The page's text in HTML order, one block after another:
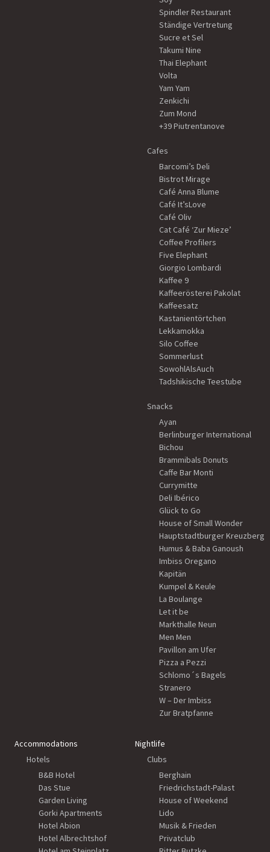
Spindler Restaurant
Ständige Vertretung
Sucre et Sel
Takumi Nine
Thai Elephant
Volta
Yam Yam
Zenkichi
Zum Mond
+39 Piutrentanove
Cafes
Barcomi’s Deli
Bistrot Mirage
Café Anna Blume
Café It’sLove
Café Oliv
Cat Café ‘Zur Mieze’
Coffee Profilers
Five Elephant
Giorgio Lombardi
Kaffee 9
Kaffeerösterei Pakolat
Kaffeesatz
Kastanientörtchen
Lekkamokka
Silo Coffee
Sommerlust
SowohlAlsAuch
Tadshikische Teestube
Snacks
Ayan
Berlinburger International
Bichou
Brammibals Donuts
Caffe Bar Monti
Currymitte
Deli Ibérico
Glück to Go
House of Small Wonder
Hauptstadtburger Kreuzberg
Humus & Baba Ganoush
Imbiss Oregano
Kapitän
Kumpel & Keule
La Boulange
Let it be
Markthalle Neun
Men Men
Pavillon am Ufer
Pizza a Pezzi
Schlomo´s Bagels
Stranero
W – Der Imbiss
Zur Bratpfanne
Accommodations
Hotels
B&B Hotel
Das Stue
Garden Living
Gorki Apartments
Hotel Abion
Hotel Albrechtshof
Nightlife
Clubs
Berghain
Friedrichstadt-Palast
House of Weekend
Lido
Musik & Frieden
Privatclub